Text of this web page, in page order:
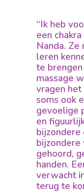
“Ik heb
een
Nanda.
leren
te
massage
vragen
soms ook
gevoelige
en
bijzondere
bijzondere
gehoord,
handen.
verwacht
terug te